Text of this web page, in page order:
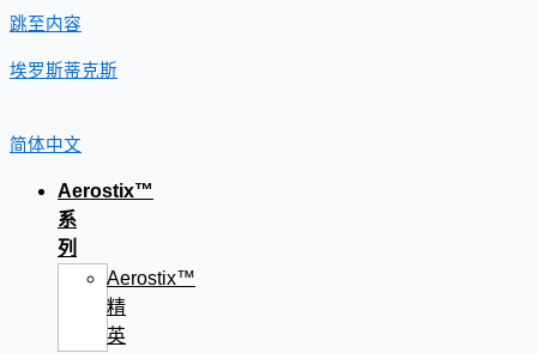
跳至内容
埃罗斯蒂克斯
简体中文
Aerostix™
系
列
Aerostix™
精
英